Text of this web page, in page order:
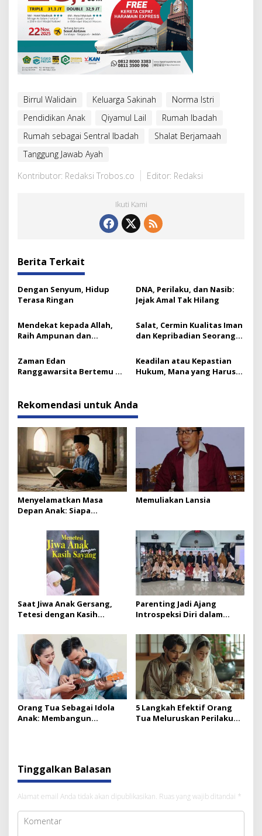
Birrul Walidain Keluarga Sakinah
Norma Istri
Pendidikan Anak
Qiyamul Lail
Rumah Ibadah
Rumah sebagai Sentral Ibadah
Shalat Berjamaah
Tanggung Jawab Ayah
Kontributor: Redaksi Trobos.co
Editor: Redaksi
Ikuti Kami
Berita Terkait
Dengan Senyum, Hidup
Terasa Ringan
DNA, Perilaku, dan Nasib:
Jejak Amal Tak Hilang
Mendekat kepada Allah,
Raih Ampunan dan
Salat, Cermin Kualitas Iman
dan Kepribadian Seorang
Zaman Edan
Ranggawarsita Bertemu Al-
Keadilan atau Kepastian
Hukum, Mana yang Harus
Rekomendasi untuk Anda
Menyelamatkan Masa
Depan Anak: Siapa
Bacaannya
Memuliakan Lansia
Saat Jiwa Anak Gersang,
Tetesi dengan Kasih
Kecerdasan Emosional
Anak
Parenting Jadi Ajang
Introspeksi Diri dalam
Membangun Sinergi
Sekolah dan Orang Tua
Orang Tua Sebagai Idola
Anak: Membangun
5 Langkah Efektif Orang
Tua Meluruskan Perilaku
Tinggalkan Balasan
Alamat email Anda tidak akan dipublikasikan. Ruas yang wajib ditandai *